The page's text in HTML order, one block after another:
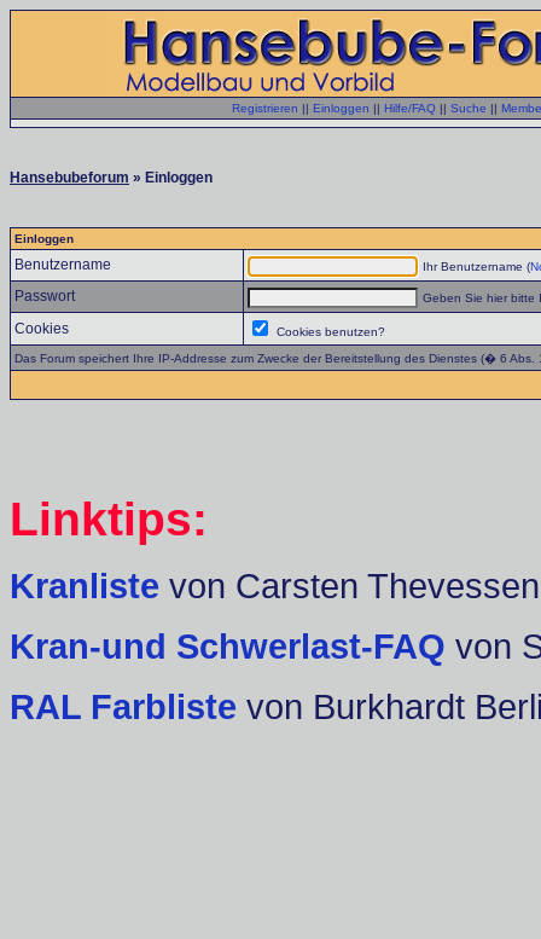
Registrieren || Einloggen || Hilfe/FAQ || Suche ||
Hansebubeforum » Einloggen
Einloggen
Benutzername Ihr Benutzername (
Passwort Geben Sie hier bitte
Cookies
Cookies benutzen?
Das Forum speichert Ihre IP-Addresse zum Zwecke der Bereitstellung des Dienstes (� 6
Linktips:
Kranliste von Carsten Thevessen
Kran-und Schwerlast-FAQ von
RAL Farbliste von Burkhardt